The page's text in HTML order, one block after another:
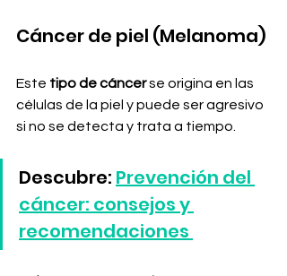
Cáncer de piel (Melanoma)
Este tipo de cáncer se origina en las
células de la piel y puede ser agresivo
si no se detecta y trata a tiempo.
Descubre: Prevención del
cáncer: consejos y
recomendaciones